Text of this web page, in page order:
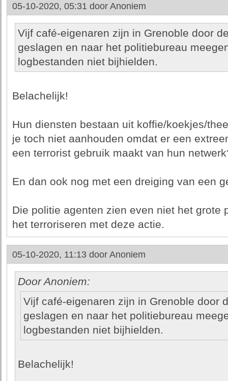
05-10-2020, 05:31 door Anoniem
Vijf café-eigenaren zijn in Grenoble door
geslagen en naar het politiebureau
logbestanden niet bijhielden.
Belachelijk!
Hun diensten bestaan uit koffie/koekjes/
je toch niet aanhouden omdat er een
een terrorist gebruik maakt van hun
En dan ook nog met een dreiging van een
Die politie agenten zien even niet het grote
het terroriseren met deze actie.
05-10-2020, 11:13 door Anoniem
Door Anoniem:
Vijf café-eigenaren zijn in Grenoble door
geslagen en naar het politiebureau
logbestanden niet bijhielden.
Belachelijk!